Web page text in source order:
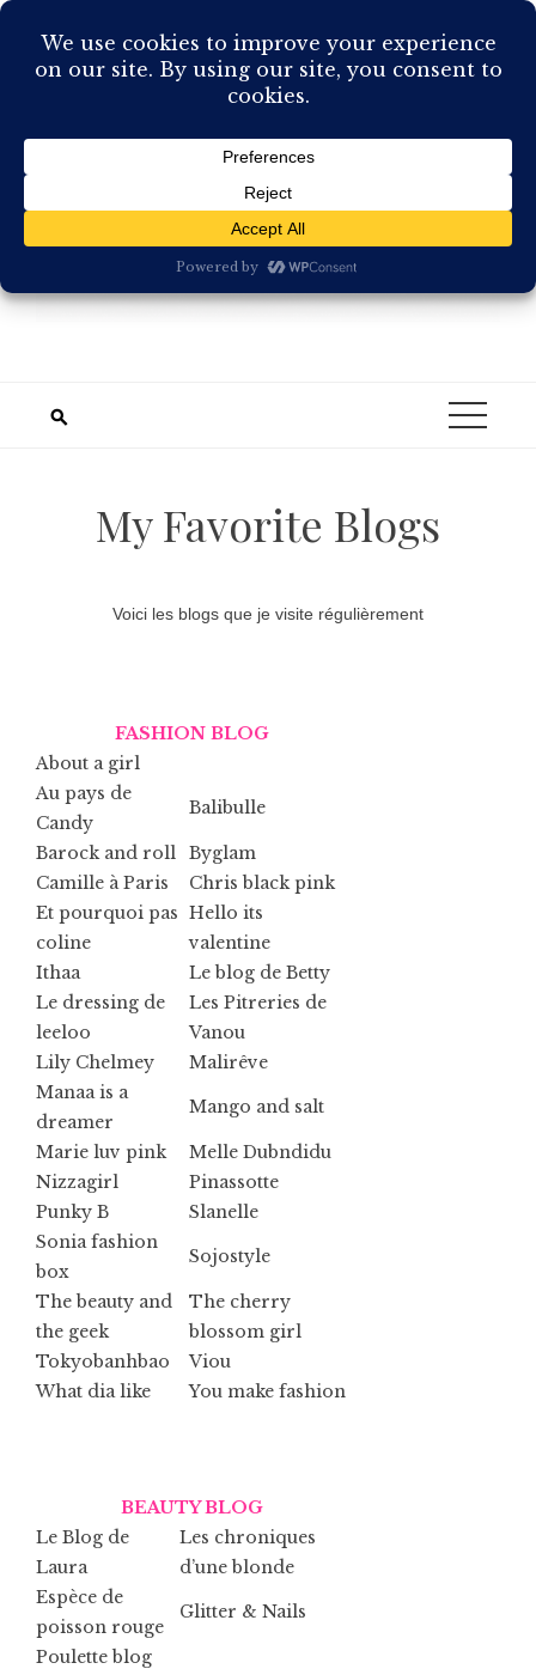
Skip
content
My Favorite Blogs
Voici les blogs que je visite régulièrement
FASHION BLOG
About a girl
Au pays de
Candy
Balibulle
Barock and roll
Byglam
Camille à Paris
Chris black pink
Et pourquoi pas
coline
Hello its
valentine
Ithaa
Le blog de Betty
Le dressing de
leeloo
Les Pitreries de
Vanou
Lily Chelmey
Malirêve
Manaa is a
dreamer
Mango and salt
Marie luv pink
Melle Dubndidu
Nizzagirl
Pinassotte
Punky B
Slanelle
Sonia fashion
box
Sojostyle
The beauty and
the geek
The cherry
blossom girl
Tokyobanhbao
Viou
What dia like
You make fashion
BEAUTY BLOG
Le Blog de
Laura
Les chroniques
d’une blonde
Espèce de
poisson rouge
Glitter & Nails
Poulette blog